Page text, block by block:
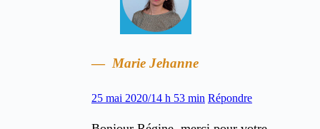
Marie Jehanne
25 mai 2020/14 h 53 min Répondre